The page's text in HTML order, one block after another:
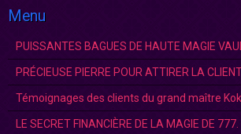
Menu
PUISSANTES BAGUES DE HAUTE MAGIE
PRÉCIEUSE PIERRE POUR ATTIRER LA
Témoignages des clients du grand maître
LE SECRET FINANCIÈRE DE LA MAGIE DE 777.